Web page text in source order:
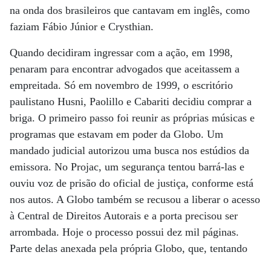
na onda dos brasileiros que cantavam em inglês, como
faziam Fábio Júnior e Crysthian.
Quando decidiram ingressar com a ação, em 1998,
penaram para encontrar advogados que aceitassem a
empreitada. Só em novembro de 1999, o escritório
paulistano Husni, Paolillo e Cabariti decidiu comprar a
briga. O primeiro passo foi reunir as próprias músicas e
programas que estavam em poder da Globo. Um
mandado judicial autorizou uma busca nos estúdios da
emissora. No Projac, um segurança tentou barrá-las e
ouviu voz de prisão do oficial de justiça, conforme está
nos autos. A Globo também se recusou a liberar o acesso
à Central de Direitos Autorais e a porta precisou ser
arrombada. Hoje o processo possui dez mil páginas.
Parte delas anexada pela própria Globo, que, tentando